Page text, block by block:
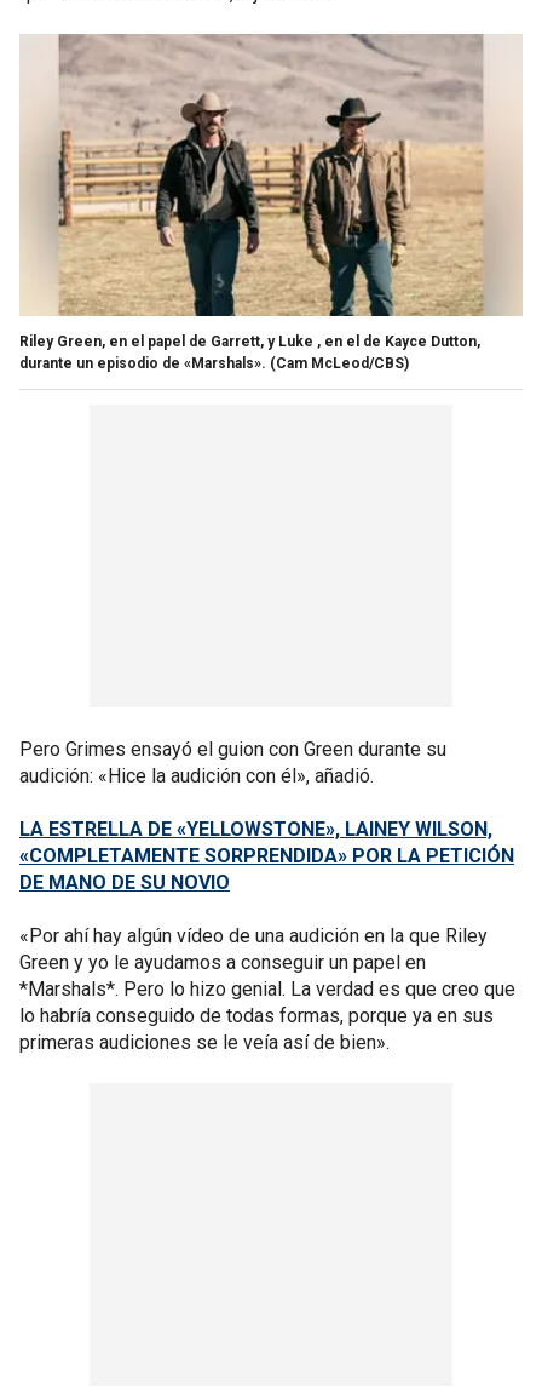
Riley Green, en el papel de Garrett, y Luke , en el de Kayce Dutton,
durante un episodio de «Marshals». (Cam McLeod/CBS)
Pero Grimes ensayó el guion con Green durante su
audición: «Hice la audición con él», añadió.
LA ESTRELLA DE «YELLOWSTONE», LAINEY WILSON,
«COMPLETAMENTE SORPRENDIDA» POR LA PETICIÓN
DE MANO DE SU NOVIO
«Por ahí hay algún vídeo de una audición en la que Riley
Green y yo le ayudamos a conseguir un papel en
*Marshals*. Pero lo hizo genial. La verdad es que creo que
lo habría conseguido de todas formas, porque ya en sus
primeras audiciones se le veía así de bien».